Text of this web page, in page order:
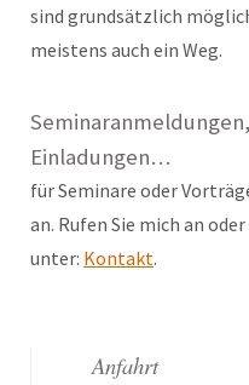
sind grundsätzlich
meistens auch ein Weg.
Einladungen…
für Seminare oder
an. Rufen Sie mich an
unter: Kontakt.
Anfahrt